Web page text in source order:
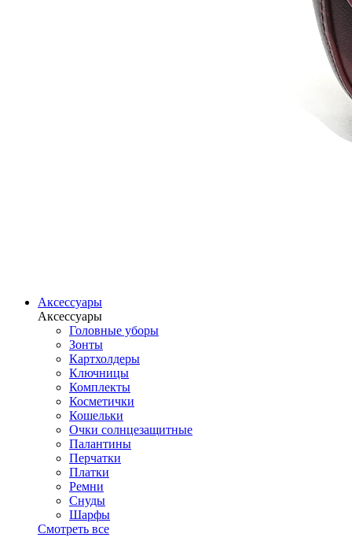
Аксессуары
Аксессуары
Головные уборы
Зонты
Картхолдеры
Ключницы
Комплекты
Косметички
Кошельки
Очки солнцезащитные
Палантины
Перчатки
Платки
Ремни
Снуды
Шарфы
Смотреть все